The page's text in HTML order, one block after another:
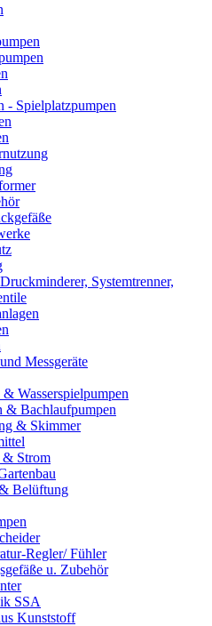
- Spielplatzpumpen
Systemtrenner,
Messgeräte
& Wasserspielpumpen
& Bachlaufpumpen
& Skimmer
& Strom
Belüftung
Regler/ Fühler
u. Zubehör
SSA
Kunststoff